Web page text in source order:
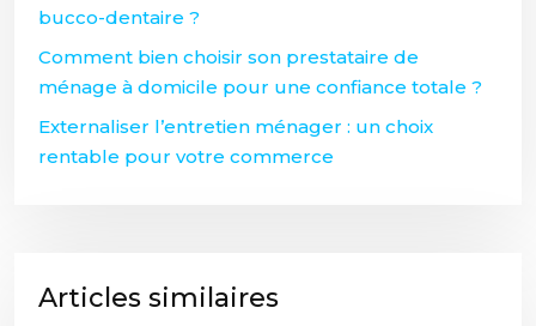
bucco-dentaire ?
Comment bien choisir son prestataire de
ménage à domicile pour une confiance totale ?
Externaliser l’entretien ménager : un choix
rentable pour votre commerce
Articles similaires